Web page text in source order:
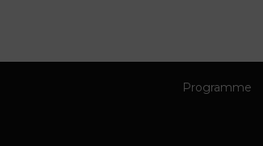
Programme